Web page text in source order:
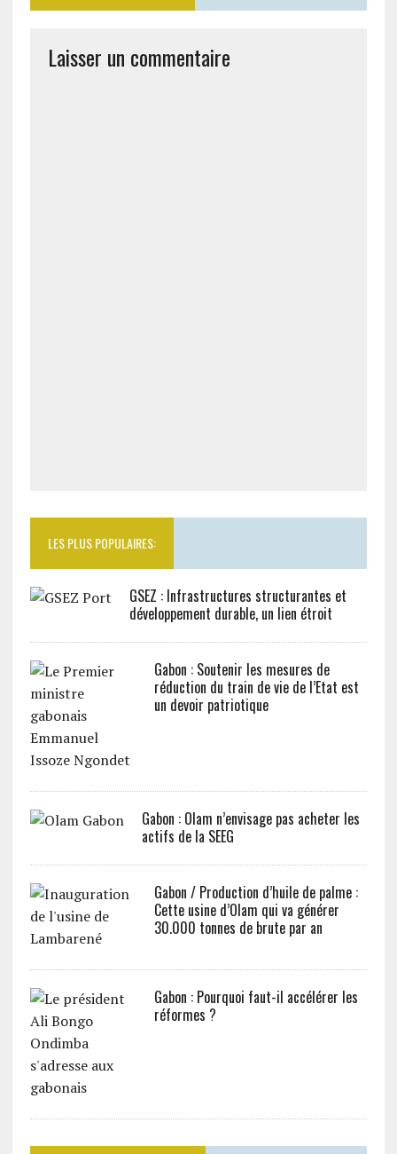
Laisser un commentaire
LES PLUS POPULAIRES:
GSEZ : Infrastructures structurantes et
développement durable, un lien étroit
Gabon : Soutenir les mesures de
réduction du train de vie de l’Etat est
un devoir patriotique
Gabon : Olam n’envisage pas acheter les
actifs de la SEEG
Gabon / Production d’huile de palme :
Cette usine d’Olam qui va générer
30.000 tonnes de brute par an
Gabon : Pourquoi faut-il accélérer les
réformes ?